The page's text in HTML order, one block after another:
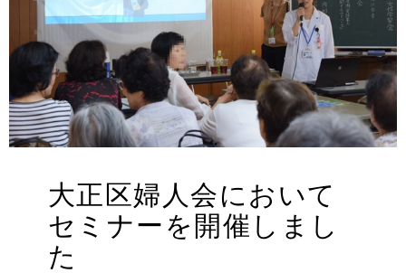
大正区婦人会において
セミナーを開催しまし
た